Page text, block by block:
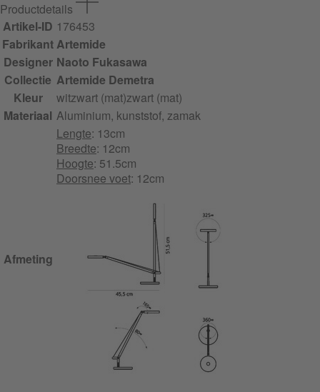
Productdetails
Artikel-ID 176453
Fabrikant Artemide
Designer Naoto Fukasawa
Collectie Artemide Demetra
Kleur
witzwart (mat)zwart (mat)
Materiaal Aluminium, kunststof, zamak
Afmeting
Lengte: 13cm
Breedte: 12cm
Hoogte: 51.5cm
Doorsnee voet: 12cm